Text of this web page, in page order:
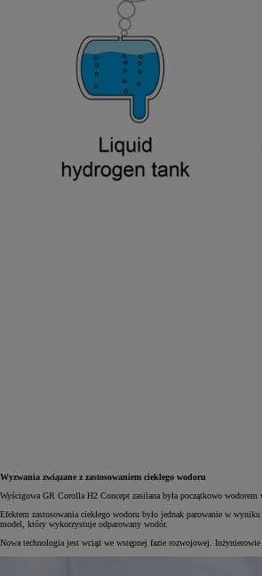
Wyzwania związane z zastosowaniem ciekłego wodoru
Wyścigowa GR Corolla H2 Concept zasilana była początkowo
Efektem zastosowania ciekłego wodoru było jednak parowanie w
model, który wykorzystuje odparowany wodór.
Nowa technologia jest wciąż we wstępnej fazie rozwojowej. Inżynierowie